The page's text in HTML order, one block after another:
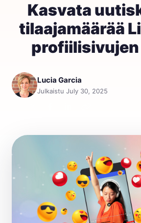
Kasvata
tilaajamäärää
profiilisivujen
Lucia Garcia
Julkaistu July 30, 2025